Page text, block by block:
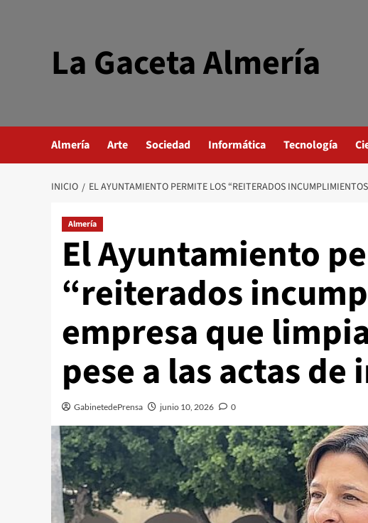
La Gaceta Almería
Almería Arte Sociedad Informática Tecnología
INICIO EL AYUNTAMIENTO PERMITE LOS “REITERADOS
Almería
El Ayuntamiento
“reiterados
empresa que
pese a las actas de
GabinetedePrensa junio 10, 2026 0